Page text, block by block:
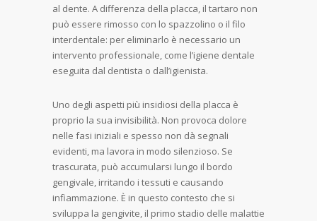
al dente. A differenza della placca, il tartaro non
può essere rimosso con lo spazzolino o il filo
interdentale: per eliminarlo è necessario un
intervento professionale, come l’igiene dentale
eseguita dal dentista o dall’igienista.
Uno degli aspetti più insidiosi della placca è
proprio la sua invisibilità. Non provoca dolore
nelle fasi iniziali e spesso non dà segnali
evidenti, ma lavora in modo silenzioso. Se
trascurata, può accumularsi lungo il bordo
gengivale, irritando i tessuti e causando
infiammazione. È in questo contesto che si
sviluppa la gengivite, il primo stadio delle malattie